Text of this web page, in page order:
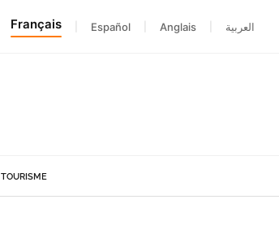
Français Español Anglais العربية
TOURISME